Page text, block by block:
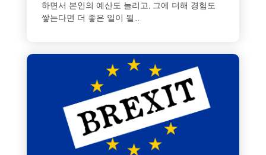
하면서 본인의 예산도 늘리고, 그에 더해 경험도
쌓는다면 더 좋은 일이 될...